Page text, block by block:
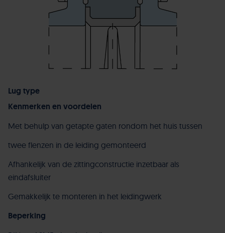
Lug type
Kenmerken en voordelen
Met behulp van getapte gaten rondom het huis tussen
twee flenzen in de leiding gemonteerd
Afhankelijk van de zittingconstructie inzetbaar als
eindafsluiter
Gemakkelijk te monteren in het leidingwerk
Beperking